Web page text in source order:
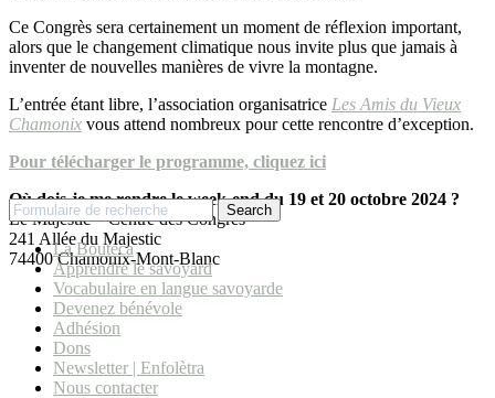
Ce Congrès sera certainement un moment de réflexion important,
alors que le changement climatique nous invite plus que jamais à
inventer de nouvelles manières de vivre la montagne.
L’entrée étant libre, l’association organisatrice Les Amis du Vieux
Chamonix vous attend nombreux pour cette rencontre d’exception.
Pour télécharger le programme, cliquez ici
Où dois-je me rendre le week-end du 19 et 20 octobre 2024 ?
Le Majestic – Centre des Congrès
241 Allée du Majestic
74400 Chamonix-Mont-Blanc
Search
La Bouteca
Apprendre le savoyard
Vocabulaire en langue savoyarde
Devenez bénévole
Adhésion
Dons
Newsletter | Enfolètra
Nous contacter